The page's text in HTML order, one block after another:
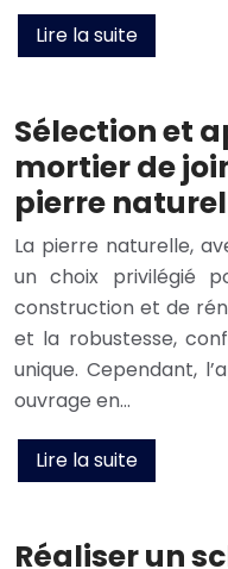
Lire la suite
Sélection et
mortier de
pierre
La pierre naturelle,
un choix privilégié
construction et de
et la robustesse,
unique. Cependant,
ouvrage en…
Lire la suite
Réaliser un